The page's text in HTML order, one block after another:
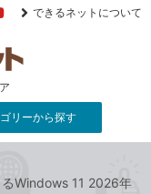
YouTube
できるネットについて
リーから探す
Windows 11 2026年